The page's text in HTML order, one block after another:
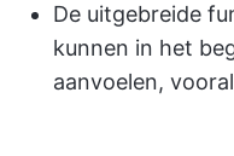
De uitgebreide
kunnen in het
aanvoelen,